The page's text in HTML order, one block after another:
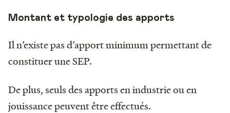
Montant et typologie des apports
Il n’existe pas d’apport minimum permettant de
constituer une SEP.
De plus, seuls des apports en industrie ou en
jouissance peuvent être effectués.